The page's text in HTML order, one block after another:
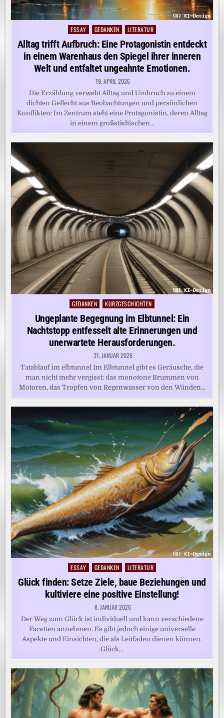
Posted
in
ESSAY GEDANKEN LITERATUR
Alltag trifft Aufbruch: Eine Protagonistin entdeckt
in einem Warenhaus den Spiegel ihrer inneren
Welt und entfaltet ungeahnte Emotionen.
19. APRIL 2026
Die Erzählung verwebt Alltag und Umbruch zu einem
dichten Geflecht aus Beobachtungen und persönlichen
Konflikten: Im Zentrum steht eine Protagonistin, deren Alltag
in einem großstädtischen…
Posted
GEDANKEN KURZGESCHICHTEN
Ungeplante Begegnung im Elbtunnel: Ein
Nachtstopp entfesselt alte Erinnerungen und
unerwartete Herausforderungen.
31. JANUAR 2026
Tatablauf im elbtunnel Im Elbtunnel gibt es Geräusche, die
man nicht mehr vergisst: das monotone Brummen von
Motoren, das Tropfen von Regenwasser von den Wänden…
Posted
in
ESSAY GEDANKEN LITERATUR
Glück finden: Setze Ziele, baue Beziehungen und
kultiviere eine positive Einstellung!
8. JANUAR 2026
Der Weg zum Glück ist individuell und kann verschiedene
Facetten annehmen. Es gibt jedoch einige universelle
Aspekte und Einsichten, die als Leitfaden dienen können.
Glück…